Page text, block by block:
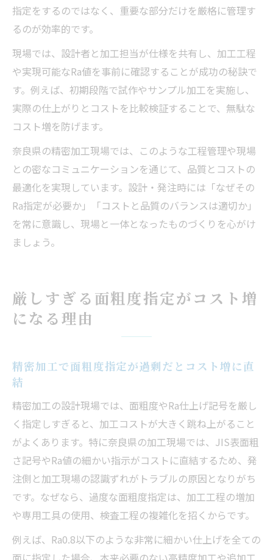
指定をするのではなく、重要な部分だけを厳格に管理す
るのが効率的です。
現場では、設計者と加工担当が仕様を共有し、加工工程
や実現可能なRa値を事前に確認することが成功の秘訣で
す。例えば、初期段階で試作やサンプル加工を実施し、
実際の仕上がりとコストを比較検証することで、無駄な
コスト増を防げます。
奈良県の精密加工現場では、このような工程管理や現場
との密なコミュニケーションを通じて、品質とコストの
最適化を実現しています。設計・発注時には「なぜその
Ra指定が必要か」「コストと品質のバランスは適切か」
を常に意識し、現場と一体となったものづくりを心がけ
ましょう。
厳しすぎる面粗度指定がコスト増
になる理由
精密加工で面粗度指定が過剰だとコスト増に直
結
精密加工の設計現場では、面粗度やRa仕上げ記号を厳し
く指定しすぎると、加工コストが大きく跳ね上がること
がよくあります。特に奈良県の加工現場では、JIS表面粗
さ記号やRa値の細かい指示がコストに直結するため、発
注側と加工現場の認識ずれがトラブルの原因となりがち
です。なぜなら、過度な面粗度指定は、加工工程の増加
や専用工具の使用、検査工程の複雑化を招くからです。
例えば、Ra0.8以下のような非常に細かい仕上げを全ての